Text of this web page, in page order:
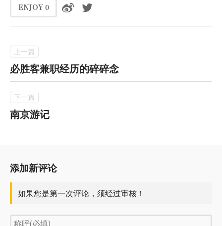
ENJOY 0
必胜客兼职经历的碎碎念
南京游记
添加新评论
如果您是第一次评论，须经过审核！